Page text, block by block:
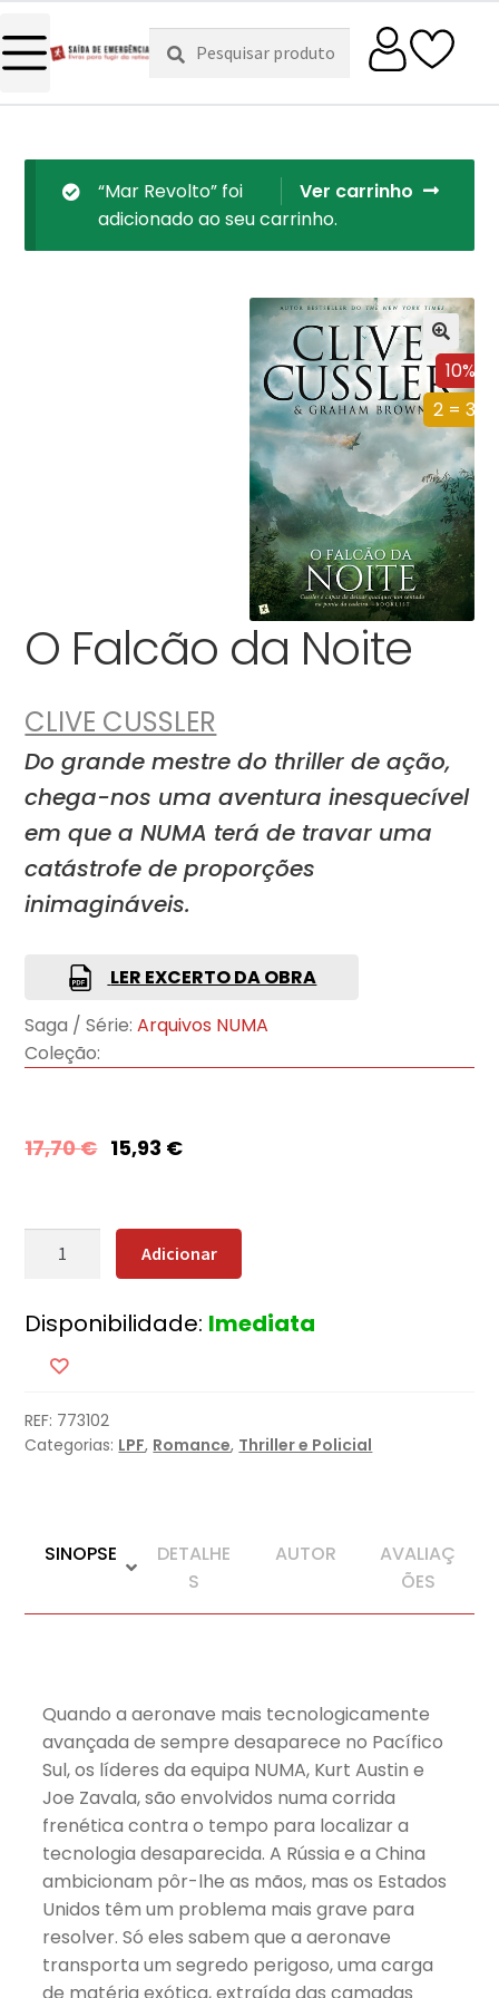
Pesquisar
por:
Pesquisa
Ver carrinho
“Mar Revolto” foi
adicionado ao seu carrinho.
10%
2 = 3
O Falcão da Noite
CLIVE CUSSLER
Do grande mestre do thriller de ação,
chega-nos uma aventura inesquecível
em que a NUMA terá de travar uma
catástrofe de proporções
inimagináveis.
LER EXCERTO DA OBRA
Saga / Série: Arquivos NUMA
Coleção:
17,70€ 15,93 €
Quantidade
Falcão
Noite
Adicionar
Disponibilidade: Imediata
REF: 773102
Categorias: LPF, Romance, Thriller e Policial
SINOPSE
DETALHE
S
AUTOR
AVALIAÇ
ÕES
Quando a aeronave mais tecnologicamente
avançada de sempre desaparece no Pacífico
Sul, os líderes da equipa NUMA, Kurt Austin e
Joe Zavala, são envolvidos numa corrida
frenética contra o tempo para localizar a
tecnologia desaparecida. A Rússia e a China
ambicionam pôr-lhe as mãos, mas os Estados
Unidos têm um problema mais grave para
resolver. Só eles sabem que a aeronave
transporta um segredo perigoso, uma carga